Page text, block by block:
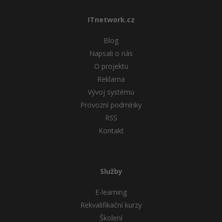
Kybernetická bezpečnost
ITnetwork.cz
Blog
Napsali o nás
O projektu
Reklama
Vývoj systému
Provozní podmínky
RSS
Kontakt
Služby
E-learning
Rekvalifikační kurzy
Školení